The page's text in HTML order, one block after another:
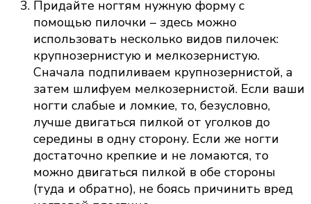
Придайте ногтям нужную форму с
помощью пилочки – здесь можно
использовать несколько видов пилочек:
крупнозернистую и мелкозернистую.
Сначала подпиливаем крупнозернистой, а
затем шлифуем мелкозернистой. Если ваши
ногти слабые и ломкие, то, безусловно,
лучше двигаться пилкой от уголков до
середины в одну сторону. Если же ногти
достаточно крепкие и не ломаются, то
можно двигаться пилкой в обе стороны
(туда и обратно), не боясь причинить вред